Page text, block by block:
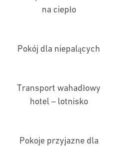
na ciepło
Pokój dla niepalących
Transport wahadłowy
hotel – lotnisko
Pokoje przyjazne dla